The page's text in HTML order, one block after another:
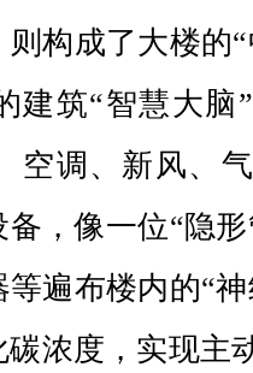
构成了大楼的
建筑“智慧大脑
空调、新风、
备，像一位“隐
遍布楼内的“
浓度，实现主